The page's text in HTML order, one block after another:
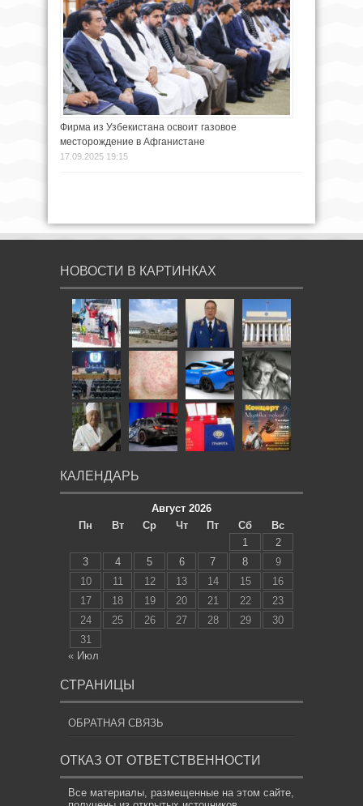
Фирма из Узбекистана освоит газовое
месторождение в Афганистане
17.09.2025 19:15
НОВОСТИ В КАРТИНКАХ
КАЛЕНДАРЬ
Август 2026
Пн
Вт Ср Чт Пт Сб
Вс
1
2
3
4 5 6 7 8
9
10
11 12 13 14 15
16
17
18 19 20 21 22
23
24
25 26 27 28 29
30
31
« Июл
СТРАНИЦЫ
ОБРАТНАЯ СВЯЗЬ
ОТКАЗ ОТ ОТВЕТСТВЕННОСТИ
Все материалы, размещенные на этом сайте,